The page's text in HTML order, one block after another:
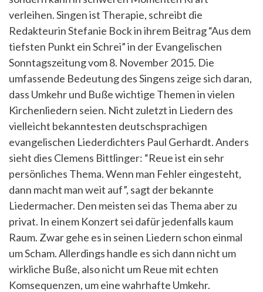
verleihen. Singen ist Therapie, schreibt die
Redakteurin Stefanie Bock in ihrem Beitrag “Aus dem
tiefsten Punkt ein Schrei” in der Evangelischen
Sonntagszeitung vom 8. November 2015. Die
umfassende Bedeutung des Singens zeige sich daran,
dass Umkehr und Buße wichtige Themen in vielen
Kirchenliedern seien. Nicht zuletzt in Liedern des
vielleicht bekanntesten deutschsprachigen
evangelischen Liederdichters Paul Gerhardt. Anders
sieht dies Clemens Bittlinger: “Reue ist ein sehr
persönliches Thema. Wenn man Fehler eingesteht,
dann macht man weit auf”, sagt der bekannte
Liedermacher. Den meisten sei das Thema aber zu
privat. In einem Konzert sei dafür jedenfalls kaum
Raum. Zwar gehe es in seinen Liedern schon einmal
um Scham. Allerdings handle es sich dann nicht um
wirkliche Buße, also nicht um Reue mit echten
Komsequenzen, um eine wahrhafte Umkehr.